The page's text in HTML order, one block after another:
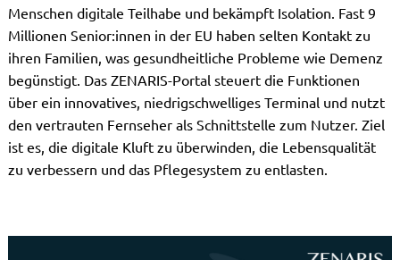
Menschen digitale Teilhabe und bekämpft Isolation. Fast 9
Millionen Senior:innen in der EU haben selten Kontakt zu
ihren Familien, was gesundheitliche Probleme wie Demenz
begünstigt. Das ZENARIS-Portal steuert die Funktionen
über ein innovatives, niedrigschwelliges Terminal und nutzt
den vertrauten Fernseher als Schnittstelle zum Nutzer. Ziel
ist es, die digitale Kluft zu überwinden, die Lebensqualität
zu verbessern und das Pflegesystem zu entlasten.